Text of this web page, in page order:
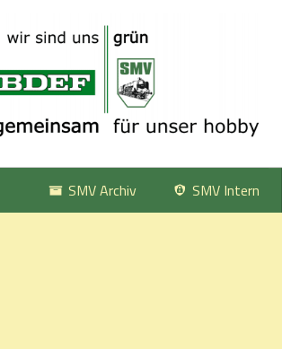
SMV Intern
SMV Archiv